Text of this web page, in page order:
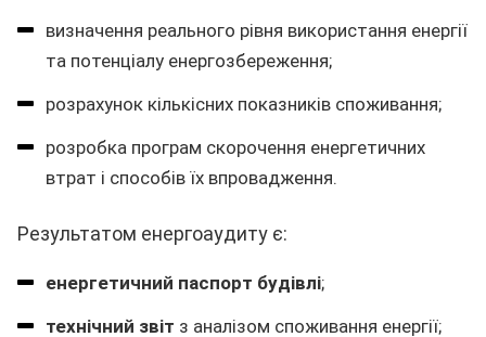
визначення реального рівня використання енергії
та потенціалу енергозбереження;
розрахунок кількісних показників споживання;
розробка програм скорочення енергетичних
втрат і способів їх впровадження.
Результатом енергоаудиту є:
енергетичний паспорт будівлі;
технічний звіт з аналізом споживання енергії;